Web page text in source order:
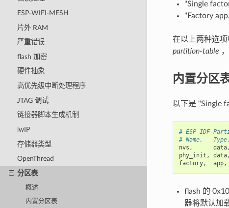
ESP-WIFI-MESH
片外 RAM
严重错误
flash 加密
硬件抽象
高优先级中断处理程序
JTAG 调试
链接器脚本生成机制
lwIP
存储器类型
OpenThread
分区表
概述
内置分区表
"Single
"Factory
在以上两种选
partition-table
内置分区
以下是 "Single
# ESP-IDF
# Name,
nvs , data,
phy_init , data,
factory, app,
flash 的
器将默认加